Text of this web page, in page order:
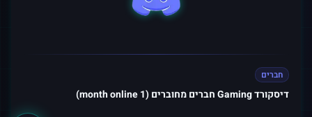
חברים
דיסקורד Gaming חברים מחוברים (1 month online)